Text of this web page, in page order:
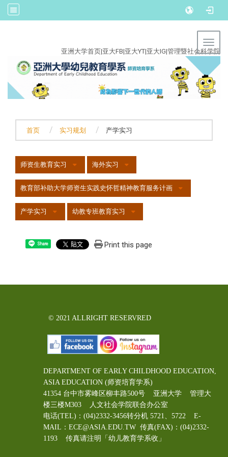
亚洲大学首页|亚大FB|亚大YT|亚大IG|管理暨社会科学院
首页 实习规划 产学实习
师资生教育实习 海外实习
教育部补助大学师资生实践史怀哲精神教育服务计画
产学实习 幼教专班教育实习
Share Print this page
© 2021 ALLRIGHT RESERVRED
DEPARTMENT OF EARLY CHILDHOOD EDUCATION,
ASIA EDUCATION (师资培育学系)
41354 台中市雾峰区柳丰路500号 亚洲大学 管理大
楼三楼M303 人文社会学院联合办公室
电话(TEL)：(04)2332-3456转分机 5721、5722 E-
MAIL：ECE@ASIA.EDU.TW 传真(FAX)：(04)2332-
1193 传真请注明「幼儿教育学系收」